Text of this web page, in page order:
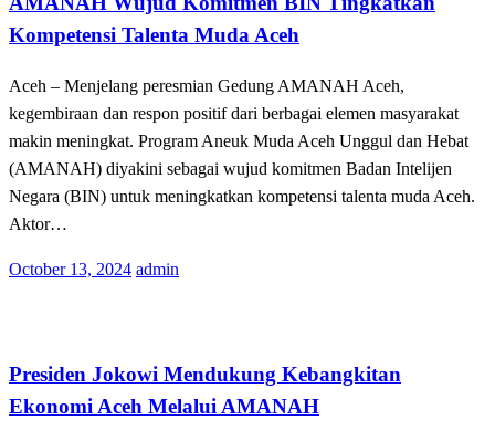
Kompetensi Talenta Muda Aceh
Aceh – Menjelang peresmian Gedung AMANAH Aceh,
kegembiraan dan respon positif dari berbagai elemen masyarakat
makin meningkat. Program Aneuk Muda Aceh Unggul dan Hebat
(AMANAH) diyakini sebagai wujud komitmen Badan Intelijen
Negara (BIN) untuk meningkatkan kompetensi talenta muda Aceh.
Aktor…
Posted
October 13, 2024 admin
Presiden Jokowi Mendukung Kebangkitan
Ekonomi Aceh Melalui AMANAH